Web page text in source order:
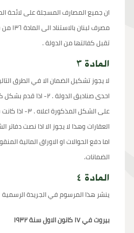
ان جميع المصارف المسجلة على لائحة
مصرف
تقبل كفالتها من الدولة .
المادة ٣
احدى صناديق الدولة . ٢-
على الشكل
العقارات وهذا لا يجوز الا اذا نصت
اما دفع الحوالات او الاوراق المالية
الضمانات.
المادة ٤
ينشر هذا المرسوم في الجريدة الرسمية
بيروت في ١٧ كانون الاول سنة ١٩٣٢